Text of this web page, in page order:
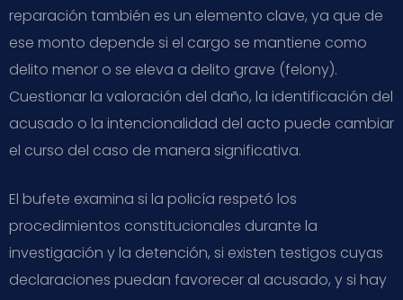
reparación también es un elemento clave, ya que de
ese monto depende si el cargo se mantiene como
delito menor o se eleva a delito grave (felony).
Cuestionar la valoración del daño, la identificación del
acusado o la intencionalidad del acto puede cambiar
el curso del caso de manera significativa.
El bufete examina si la policía respetó los
procedimientos constitucionales durante la
investigación y la detención, si existen testigos cuyas
declaraciones puedan favorecer al acusado, y si hay